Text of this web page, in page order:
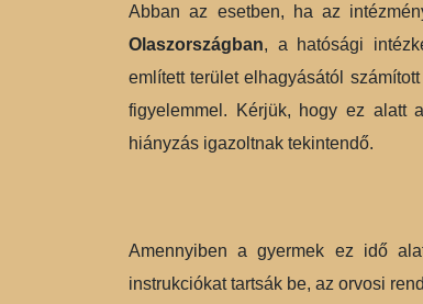
Abban az esetben, ha az
Olaszországban, a hatósági
említett terület elhagyásától
figyelemmel. Kérjük, hogy ez alatt a
hiányzás igazoltnak tekintendő.
Amennyiben a gyermek ez idő
instrukciókat tartsák be, az orvosi